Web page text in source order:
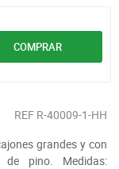
COMPRAR
REF R-40009-1-HH
grandes y con
pino. Medidas: